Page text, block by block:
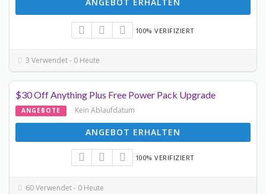
100% VERIFIZIERT
3 Verwendet - 0 Heute
$30 Off Anything Plus Free Power Pack Upgrade
ANGEBOTE Kein Ablaufdatum
ANGEBOT ERHALTEN
100% VERIFIZIERT
60 Verwendet - 0 Heute